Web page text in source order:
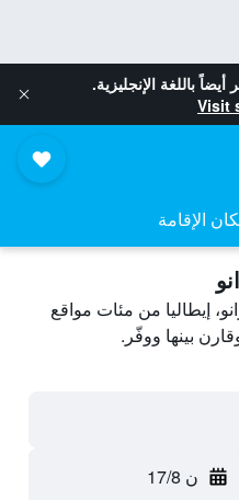
أيضاً باللغة الإنجليزية.
Visit
الإقامة
إيطاليا من مئات مواقع
ن 17/8